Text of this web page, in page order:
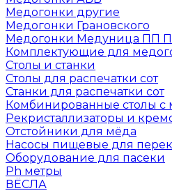
Медогонки другие
Медогонки Грановского
Медогонки Медуница ПП
Комплектующие для
Столы и станки
Столы для распечатки сот
Станки для распечатки сот
Комбинированные столы с
Рекристаллизаторы и
Отстойники для мёда
Насосы пищевые для
Оборудование для пасеки
Ph метры
ВЁСЛА